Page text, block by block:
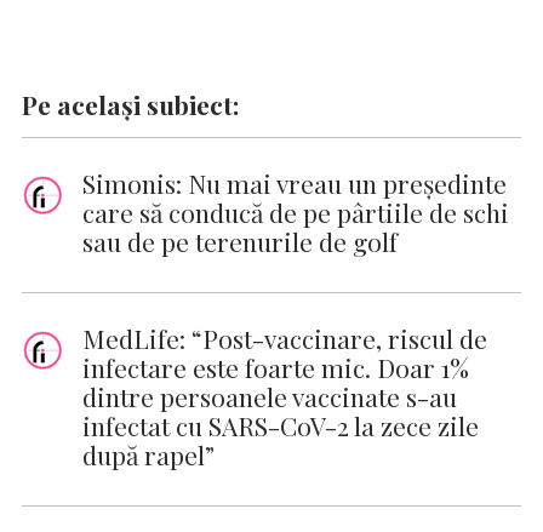
Pe același subiect:
Simonis: Nu mai vreau un preşedinte
care să conducă de pe pârtiile de schi
sau de pe terenurile de golf
MedLife: “Post-vaccinare, riscul de
infectare este foarte mic. Doar 1%
dintre persoanele vaccinate s-au
infectat cu SARS-CoV-2 la zece zile
după rapel”